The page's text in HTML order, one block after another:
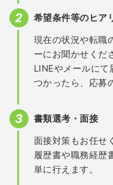
希望条件等のヒア
現在の状況や転職
ーにお聞かせくだ
LINEやメールに
つかったら、応募
書類選考・面接
面接対策もお任せ
履歴書や職務経歴
単に行えます。